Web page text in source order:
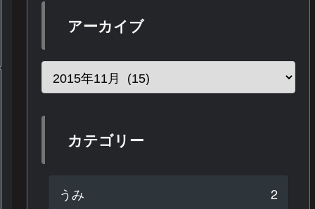
アーカイブ
カテゴリー
うみ 2